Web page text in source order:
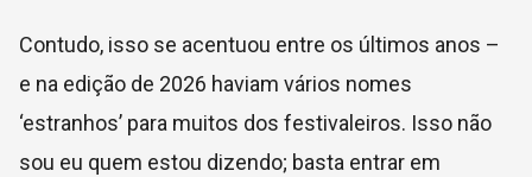
Contudo, isso se acentuou entre os últimos anos –
e na edição de 2026 haviam vários nomes
‘estranhos’ para muitos dos festivaleiros. Isso não
sou eu quem estou dizendo; basta entrar em